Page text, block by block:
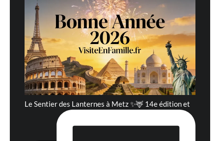
Le Sentier des Lanternes à Metz ✨🦌 14e édition et